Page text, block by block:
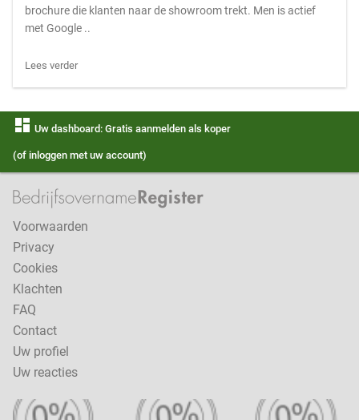
brochure die klanten naar de showroom trekt. Men is actief
met Google ..
Lees verder
dashboard Uw dashboard: Gratis aanmelden als koper
(of inloggen met uw account)
Voorwaarden
Privacy
Cookies
Klachten
FAQ
Contact
Uw profiel
Uw reacties